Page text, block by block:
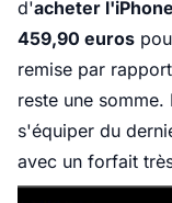
d'acheter
459,90 euros
remise par
reste une
s'équiper du
avec un forfait